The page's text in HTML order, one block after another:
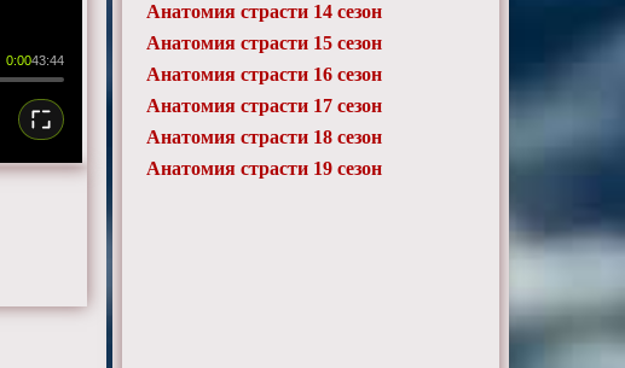
0:0043:44
Анатомия страсти 14 сезон
Анатомия страсти 15 сезон
Анатомия страсти 16 сезон
Анатомия страсти 17 сезон
Анатомия страсти 18 сезон
Анатомия страсти 19 сезон